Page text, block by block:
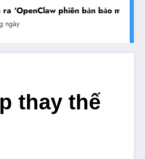
phiên bản bảo mật’
thay thế